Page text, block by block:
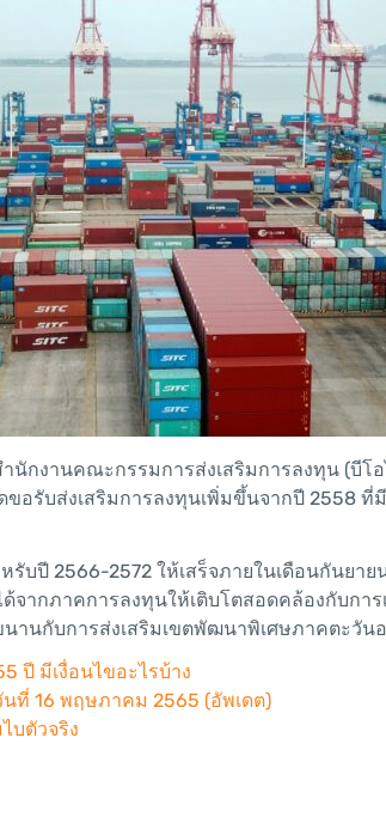
นักงานคณะกรรมการส่งเสริมการลงทุน (บีโ
อรับส่งเสริมการลงทุนเพิ่มขึ้นจากปี 2558
บปี 2566-2572 ให้เสร็จภายในเดือนกันยา
จากภาคการลงทุนให้เติบโตสอดคล้องกับกา
านกับการส่งเสริมเขตพัฒนาพิเศษภาคตะวันอ
ปี มีเงื่อนไขอะไรบ้าง
ที่ 16 พฤษภาคม 2565 (อัพเดต)
บตัวจริง